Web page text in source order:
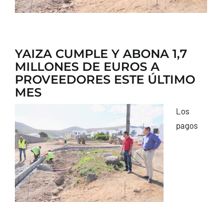
YAIZA CUMPLE Y ABONA 1,7
MILLONES DE EUROS A
PROVEEDORES ESTE ÚLTIMO
MES
Los
pagos